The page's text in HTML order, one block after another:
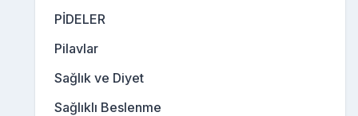
PİDELER
Pilavlar
Sağlık ve Diyet
Sağlıklı Beslenme